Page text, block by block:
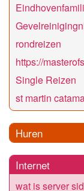
rondreizen
https://
Single Reizen
st martin
Huren
Internet
wat is server